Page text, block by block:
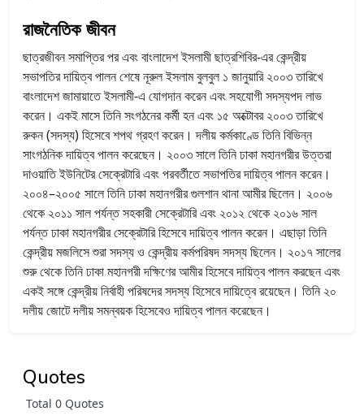
রাজনৈতিক জীবন
ছাত্রজীবন সমাপ্তির পর এবং বাংলাদেশ ইসলামী ছাত্রশিবির-এর কেন্দ্রীয়
সভাপতির দায়িত্ব পালন শেষে নূরুল ইসলাম বুলবুল ১ জানুয়ারি ২০০৩ তারিখে
বাংলাদেশ জামায়াতে ইসলামী-এ যোগদান করেন এবং সহযোগী সদস্যপদ লাভ
করেন। একই মাসে তিনি সংগঠনের কর্মী হন এবং ১৫ অক্টোবর ২০০৩ তারিখে
রুকন (সদস্য) হিসেবে শপথ গ্রহণ করেন। দলীয় কর্মকাণ্ডে তিনি বিভিন্ন
সাংগঠনিক দায়িত্ব পালন করেছেন। ২০০৩ সালে তিনি ঢাকা মহানগরীর উত্তরা
দাওয়াতি ইউনিটের সেক্রেটারি এবং পরবর্তীতে সভাপতির দায়িত্ব পালন করেন।
২০০৪–২০০৫ সালে তিনি ঢাকা মহানগরীর গুলশান থানা আমীর ছিলেন। ২০০৬
থেকে ২০১১ সাল পর্যন্ত সহকারী সেক্রেটারি এবং ২০১২ থেকে ২০১৬ সাল
পর্যন্ত ঢাকা মহানগরীর সেক্রেটারি হিসেবে দায়িত্ব পালন করেন। এছাড়া তিনি
কেন্দ্রীয় মজলিসে শুরা সদস্য ও কেন্দ্রীয় কর্মপরিষদ সদস্য ছিলেন। ২০১৭ সালের
শুরু থেকে তিনি ঢাকা মহানগরী দক্ষিণের আমীর হিসেবে দায়িত্ব পালন করছেন এবং
একই সঙ্গে কেন্দ্রীয় নির্বাহী পরিষদের সদস্য হিসেবে দায়িত্বে রয়েছেন। তিনি ২০
দলীয় জোটে দলীয় সমন্বয়ক হিসেবেও দায়িত্ব পালন করেছেন।
Quotes
Total 0 Quotes